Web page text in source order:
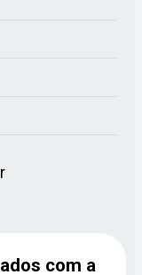
com a